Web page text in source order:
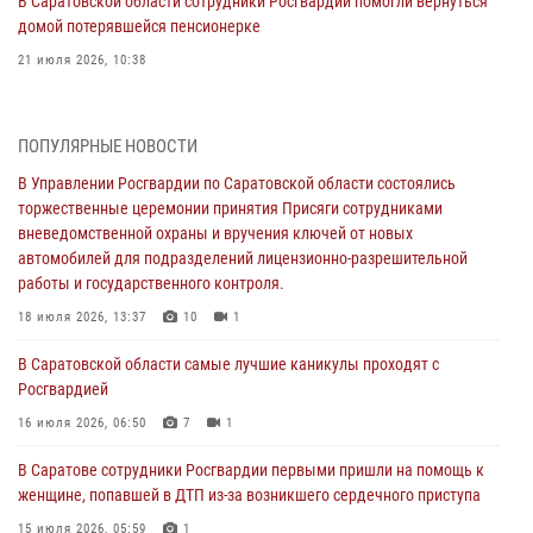
домой потерявшейся пенсионерке
21 июля 2026, 10:38
вневедомственной охраны и вручения ключей от новых
автомобилей для подразделений лицензионно-разрешительной
работы и государственного контроля.
18 июля 2026, 13:37 10 1
В Саратовской области самые лучшие каникулы проходят с
Росгвардией
В Саратове сотрудники Росгвардии первыми пришли на помощь к
женщине, попавшей в ДТП из-за возникшего сердечного приступа
В Саратове продолжается масштабная ведомственная акция
"Каникулы с Росгвардией"
ПОПУЛЯРНЫЕ НОВОСТИ
В Управлении Росгвардии по Саратовской области состоялись
торжественные церемонии принятия Присяги сотрудниками
вневедомственной охраны и вручения ключей от новых
автомобилей для подразделений лицензионно-разрешительной
работы и государственного контроля.
18 июля 2026, 13:37 10 1
В Саратовской области самые лучшие каникулы проходят с
Росгвардией
16 июля 2026, 06:50 7 1
В Саратове сотрудники Росгвардии первыми пришли на помощь к
женщине, попавшей в ДТП из-за возникшего сердечного приступа
15 июля 2026, 05:59 1